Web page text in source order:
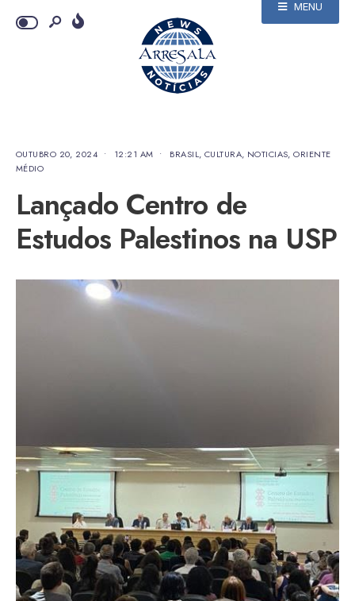
MENU
OUTUBRO 20, 2024 • 12:21 AM • BRASIL, CULTURA, NOTICIAS,ORIENTE
MÉDIO
Lançado Centro de
Estudos Palestinos na USP